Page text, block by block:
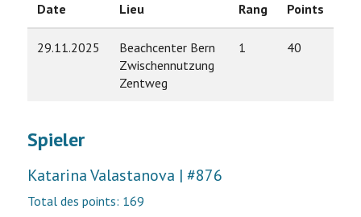
Date Lieu Rang Points
29.11.2025
Beachcenter Bern
Zwischennutzung
Zentweg
1 40
Spieler
Katarina Valastanova | #876
Total des points: 169